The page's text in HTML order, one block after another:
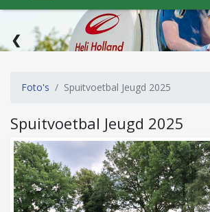
15 t/m 20 juni
WEEK 25
❮
Foto's Spuitvoetbal Jeugd 2025
Spuitvoetbal Jeugd 2025